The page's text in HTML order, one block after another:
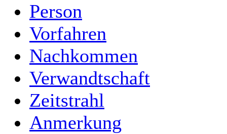
Person
Vorfahren
Nachkommen
Verwandtschaft
Zeitstrahl
Anmerkung